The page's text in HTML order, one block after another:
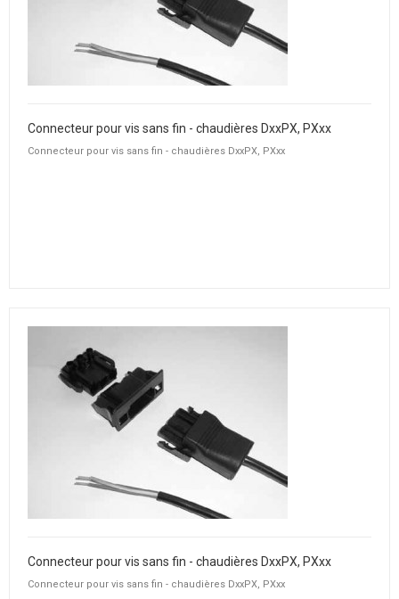
Connecteur pour vis sans fin - chaudières DxxPX, PXxx
Connecteur pour vis sans fin - chaudières DxxPX, PXxx
Connecteur pour vis sans fin - chaudières DxxPX, PXxx
Connecteur pour vis sans fin - chaudières DxxPX, PXxx